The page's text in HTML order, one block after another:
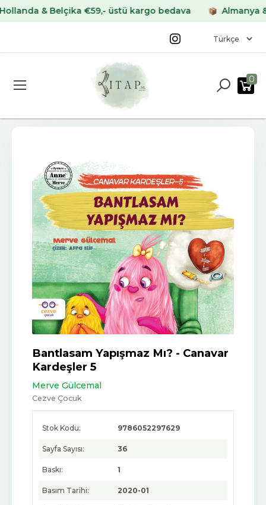
& Belçika €59,- üstü kargo bedava Almanya &
0
Bantlasam Yapışmaz Mı? - Canavar
Kardeşler 5
Merve Gülcemal
Cezve Çocuk
Stok Kodu: 9786052297629
Sayfa Sayısı: 36
Baskı: 1
Basım Tarihi: 2020-01